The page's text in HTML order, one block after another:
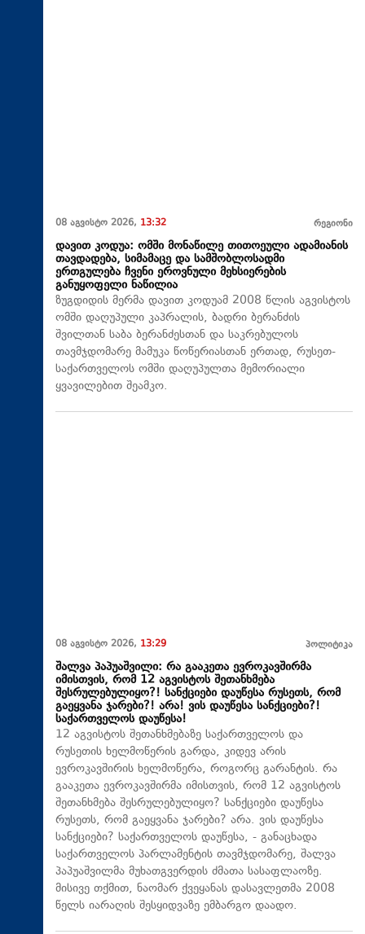
08 აგვისტო 2026, 13:32 რეგიონი
დავით კოდუა: ომში მონაწილე თითოეული ადამიანის
თავდადება, სიმამაცე და სამშობლოსადმი
ერთგულება ჩვენი ეროვნული მეხსიერების
განუყოფელი ნაწილია
ზუგდიდის მერმა დავით კოდუამ 2008 წლის აგვისტოს
ომში დაღუპული კაპრალის, ბადრი ბერანძის
შვილთან საბა ბერანძესთან და საკრებულოს
თავმჯდომარე მამუკა წოწერიასთან ერთად, რუსეთ-
საქართველოს ომში დაღუპულთა მემორიალი
ყვავილებით შეამკო.
08 აგვისტო 2026, 13:29 პოლიტიკა
შალვა პაპუაშვილი: რა გააკეთა ევროკავშირმა
იმისთვის, რომ 12 აგვისტოს შეთანხმება
შესრულებულიყო?! სანქციები დაუწესა რუსეთს, რომ
გაეყვანა ჯარები?! არა! ვის დაუწესა სანქციები?!
საქართველოს დაუწესა!
12 აგვისტოს შეთანხმებაზე საქართველოს და
რუსეთის ხელმოწერის გარდა, კიდევ არის
ევროკავშირის ხელმოწერა, როგორც გარანტის. რა
გააკეთა ევროკავშირმა იმისთვის, რომ 12 აგვისტოს
შეთანხმება შესრულებულიყო? სანქციები დაუწესა
რუსეთს, რომ გაეყვანა ჯარები? არა. ვის დაუწესა
სანქციები? საქართველოს დაუწესა, - განაცხადა
საქართველოს პარლამენტის თავმჯდომარე, შალვა
პაპუაშვილმა მუხათგვერდის ძმათა სასაფლაოზე.
მისივე თქმით, ნაომარ ქვეყანას დასავლეთმა 2008
წელს იარაღის შესყიდვაზე ემბარგო დაადო.